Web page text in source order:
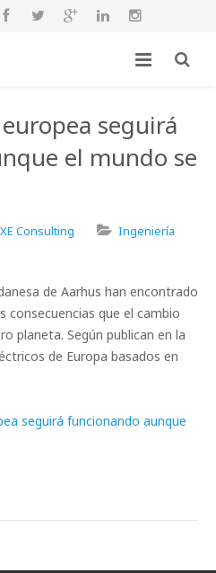
seguirá
el mundo se
Consulting Ingeniería
de Aarhus han encontrado
consecuencias que el cambio
planeta. Según publican en la
de Europa basados en
seguirá funcionando aunque